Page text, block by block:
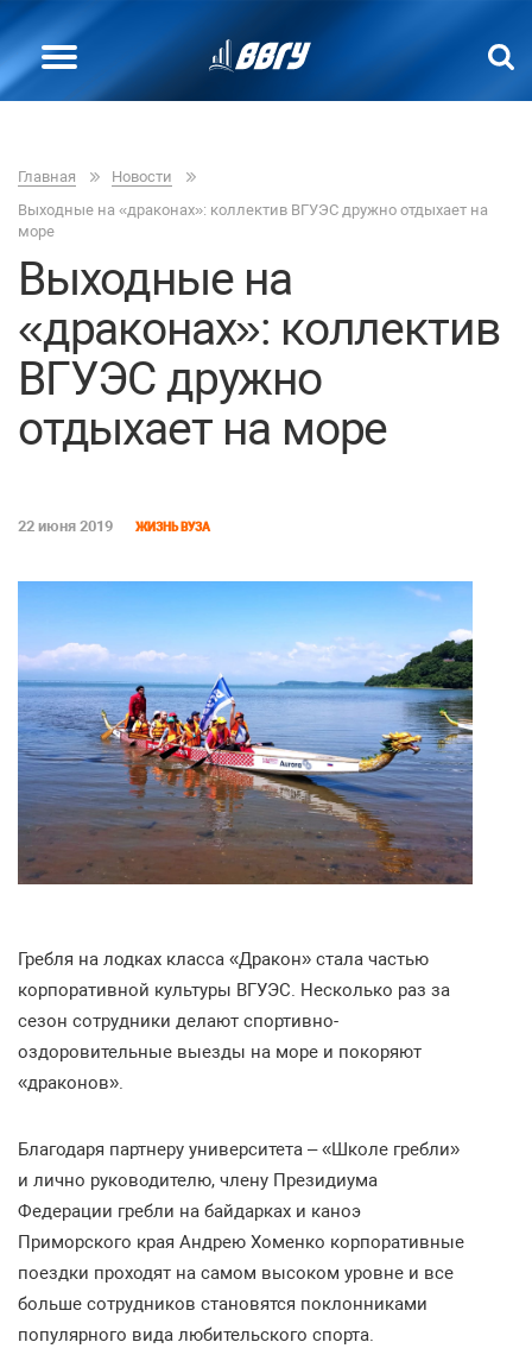
Главная
Новости
Выходные на «драконах»: коллектив ВГУЭС дружно отдыхает на
море
Выходные на
«драконах»: коллектив
ВГУЭС дружно
отдыхает на море
22 июня 2019 ЖИЗНЬ ВУЗА
Гребля на лодках класса «Дракон» стала частью
корпоративной культуры ВГУЭС. Несколько раз за
сезон сотрудники делают спортивно-
оздоровительные выезды на море и покоряют
«драконов».
Благодаря партнеру университета – «Школе гребли»
и лично руководителю, члену Президиума
Федерации гребли на байдарках и каноэ
Приморского края Андрею Хоменко корпоративные
поездки проходят на самом высоком уровне и все
больше сотрудников становятся поклонниками
популярного вида любительского спорта.